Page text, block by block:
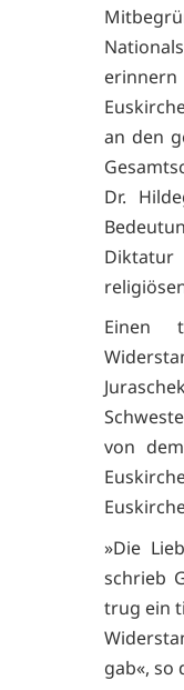
an den
Dr.
Diktatur
Einen
von
»Die
schrieb
trug ein
gab«, so